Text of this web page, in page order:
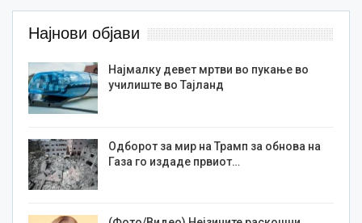
Најнови објави
Најмалку девет мртви во пукање во
училиште во Тајланд
Одборот за мир на Трамп за обнова на
Газа го издаде првиот…